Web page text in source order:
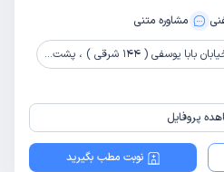
مشاوره‌ متنی
، مجتمع ایرانیان ، پلاک 29 ، طبقه اول ، واحد 2
پروفایل
نوبت مطب بگیرید